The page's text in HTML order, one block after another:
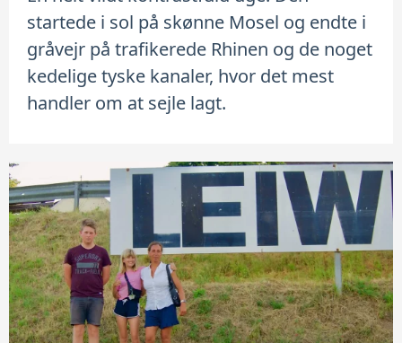
startede i sol på skønne Mosel og endte i
gråvejr på trafikerede Rhinen og de noget
kedelige tyske kanaler, hvor det mest
handler om at sejle lagt.